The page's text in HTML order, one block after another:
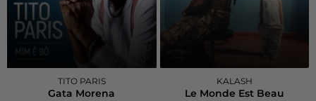
TITO PARIS
Gata Morena
KALASH
Le Monde Est Beau